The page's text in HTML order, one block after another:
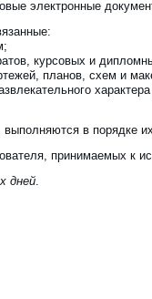
электронные
курсовых и
планов, схем и
в порядке
принимаемых к
дней.